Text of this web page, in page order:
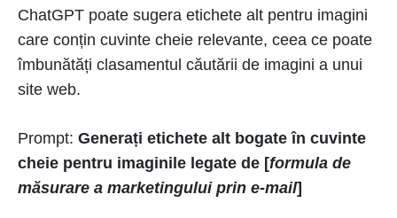
ChatGPT poate sugera etichete alt pentru imagini
care conțin cuvinte cheie relevante, ceea ce poate
îmbunătăți clasamentul căutării de imagini a unui
site web.
Prompt: Generați etichete alt bogate în cuvinte
cheie pentru imaginile legate de [formula de
măsurare a marketingului prin e-mail]